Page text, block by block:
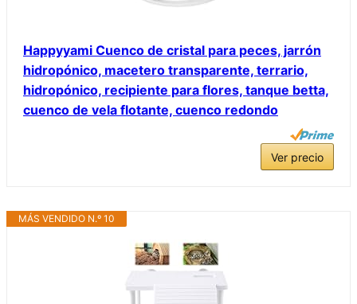
Happyyami Cuenco de cristal para peces, jarrón
hidropónico, macetero transparente, terrario,
hidropónico, recipiente para flores, tanque betta,
cuenco de vela flotante, cuenco redondo
Ver precio
MÁS VENDIDO N.º 10